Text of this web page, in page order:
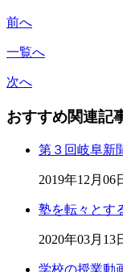
前へ
一覧へ
次へ
おすすめ関連記
第３回岐阜新
2019年12月06
塾を転々とす
2020年03月13